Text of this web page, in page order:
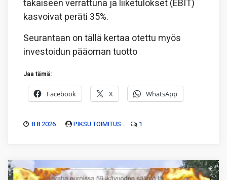
takaiseen verrattuna ja liiketulokset (EBIT)
kasvoivat peräti 35%.
Seurantaan on tällä kertaa otettu myös
investoidun pääoman tuotto
Jaa tämä:
Facebook X WhatsApp
8.8.2026 PIKSU TOIMITUS 1